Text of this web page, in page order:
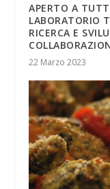
APERTO A
LABORATORIO
RICERCA E
22 Marzo 2023